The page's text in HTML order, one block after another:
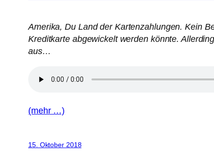
Amerika, Du Land der Kartenzahlungen. Kein
Kreditkarte abgewickelt werden könnte.
aus…
(mehr …)
15. Oktober 2018